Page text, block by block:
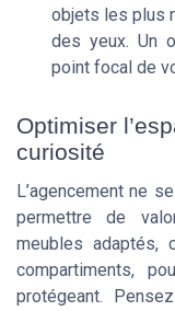
objets les plus
des yeux. Un
point focal de
Optimiser
curiosité
L’agencement ne
permettre de
meubles adaptés,
compartiments,
protégeant.